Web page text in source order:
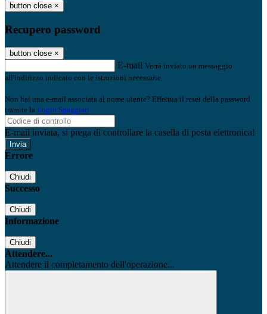
button close ×
Recupero password
button close ×
E-mail Verrà inviato un messaggio
all'indirizzo indicato con le istruzioni necessarie.
Non hai una e-mail associata al nome utente? Effettua il reset della password
tramite la Login Spaggiari
E-mail inviata, si prega di controllare la casella di posta elettronica!
Errore
Chiudi
Successo
Chiudi
Informazione
Chiudi
Attendere...
Attendere il completamento dell'operazione...